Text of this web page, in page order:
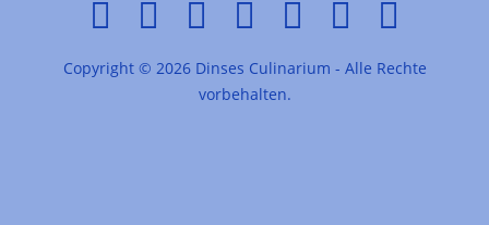
Copyright © 2026 Dinses Culinarium - Alle Rechte
vorbehalten.